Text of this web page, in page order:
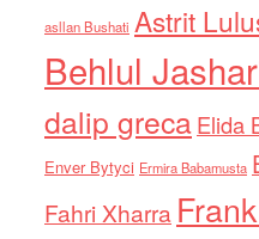
asllan Bushati Astrit
Behlul
dalip grecaElida
Enver Bytyci Ermira Babamusta
Fahri Xharra